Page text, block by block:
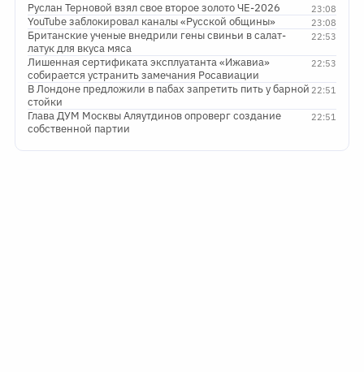
23:08
Руслан Терновой взял свое второе золото ЧЕ-2026
23:08
YouTube заблокировал каналы «Русской общины»
22:53
Британские ученые внедрили гены свиньи в салат-
латук для вкуса мяса
22:53
Лишенная сертификата эксплуатанта «Ижавиа»
собирается устранить замечания Росавиации
22:51
В Лондоне предложили в пабах запретить пить у барной
стойки
22:51
Глава ДУМ Москвы Аляутдинов опроверг создание
собственной партии